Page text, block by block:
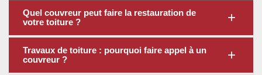
Quel couvreur peut faire la restauration de
votre toiture ?
Travaux de toiture : pourquoi faire appel à un
couvreur ?